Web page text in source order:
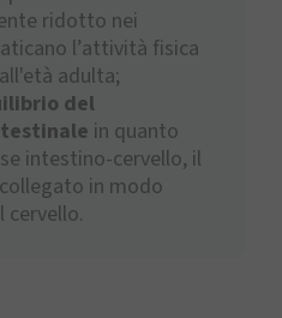
ridotto nei
l’attività fisica
adulta;
del
in quanto
intestino-cervello, il
in modo
cervello.